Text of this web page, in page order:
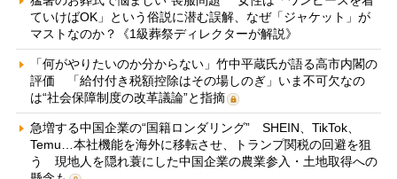
ていけばOK」という俗説に潜む誤解、なぜ「ジャケット」が
マストなのか？《1級葬祭ディレクターが解説》
「何がやりたいのか分からない」竹中平蔵氏が語る高市内閣の
評価 「給付付き税額控除はその場しのぎ」いま不可欠なの
は“社会保障制度の改革議論”と指摘
急増する中国企業の“国籍ロンダリング” SHEIN、TikTok、
Temu…本社機能を海外に移転させ、トランプ関税の回避を狙
う 現地人を隠れ蓑にした中国企業の農業参入・土地取得への